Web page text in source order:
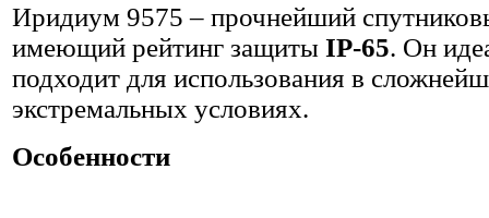
Иридиум 9575 – прочнейший
имеющий рейтинг защиты IP-65. Он
подходит для использования в
экстремальных условиях.
Особенности